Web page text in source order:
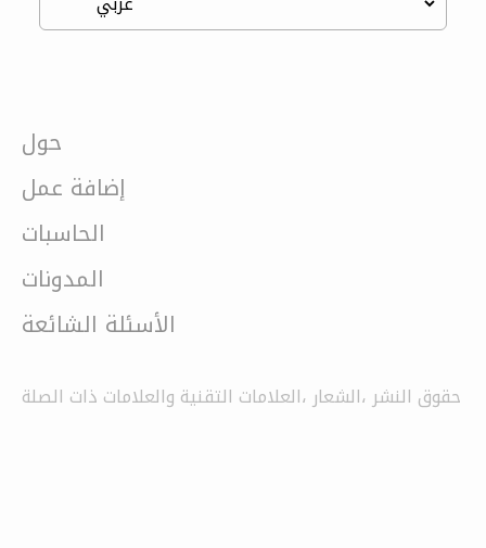
حول
إضافة عمل
الحاسبات
المدونات
الأسئلة الشائعة
حقوق النشر ،الشعار ،العلامات التقنية والعلامات ذات الصلة